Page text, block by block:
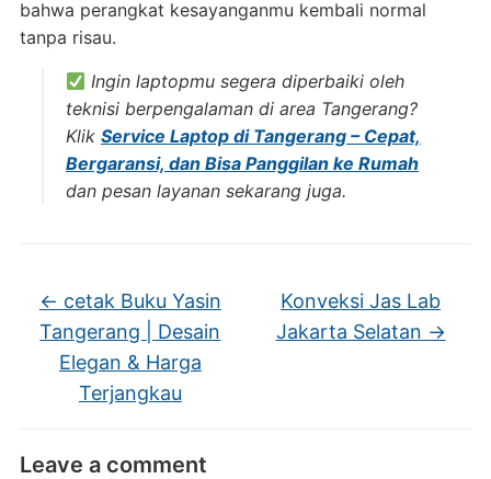
bahwa perangkat kesayanganmu kembali normal
tanpa risau.
Ingin laptopmu segera diperbaiki oleh
teknisi berpengalaman di area Tangerang?
Klik Service Laptop di Tangerang – Cepat,
Bergaransi, dan Bisa Panggilan ke Rumah
dan pesan layanan sekarang juga.
← cetak Buku Yasin
Tangerang | Desain
Elegan & Harga
Terjangkau
Konveksi Jas Lab
Jakarta Selatan →
Leave a comment